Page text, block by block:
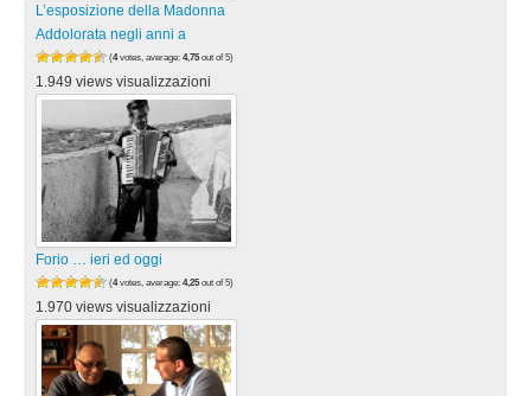
L’esposizione della Madonna
Addolorata negli anni a
(4votes, average: 4,75out of 5)
1.949 views visualizzazioni
Forio … ieri ed oggi
(4votes, average: 4,25out of 5)
1.970 views visualizzazioni